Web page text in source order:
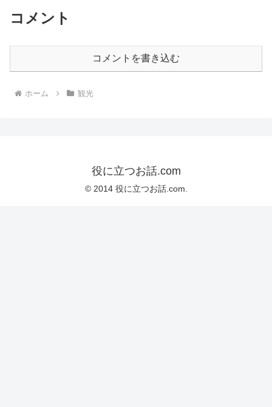
コメント
コメントを書き込む
ホーム 観光
役に立つお話.com
© 2014 役に立つお話.com.